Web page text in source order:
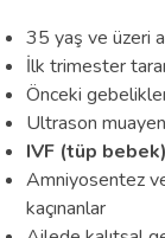
35 yaş ve üzeri
İlk trimester
Önceki
Ultrason
IVF (tüp bebek)
Amniyosentez
kaçınanlar